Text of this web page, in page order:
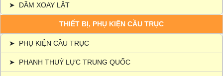
➤ DẦM XOAY LẬT
THIẾT BỊ, PHỤ KIỆN CẦU TRỤC
➤ PHỤ KIỆN CẦU TRỤC
➤ PHANH THUỶ LỰC TRUNG QUỐC